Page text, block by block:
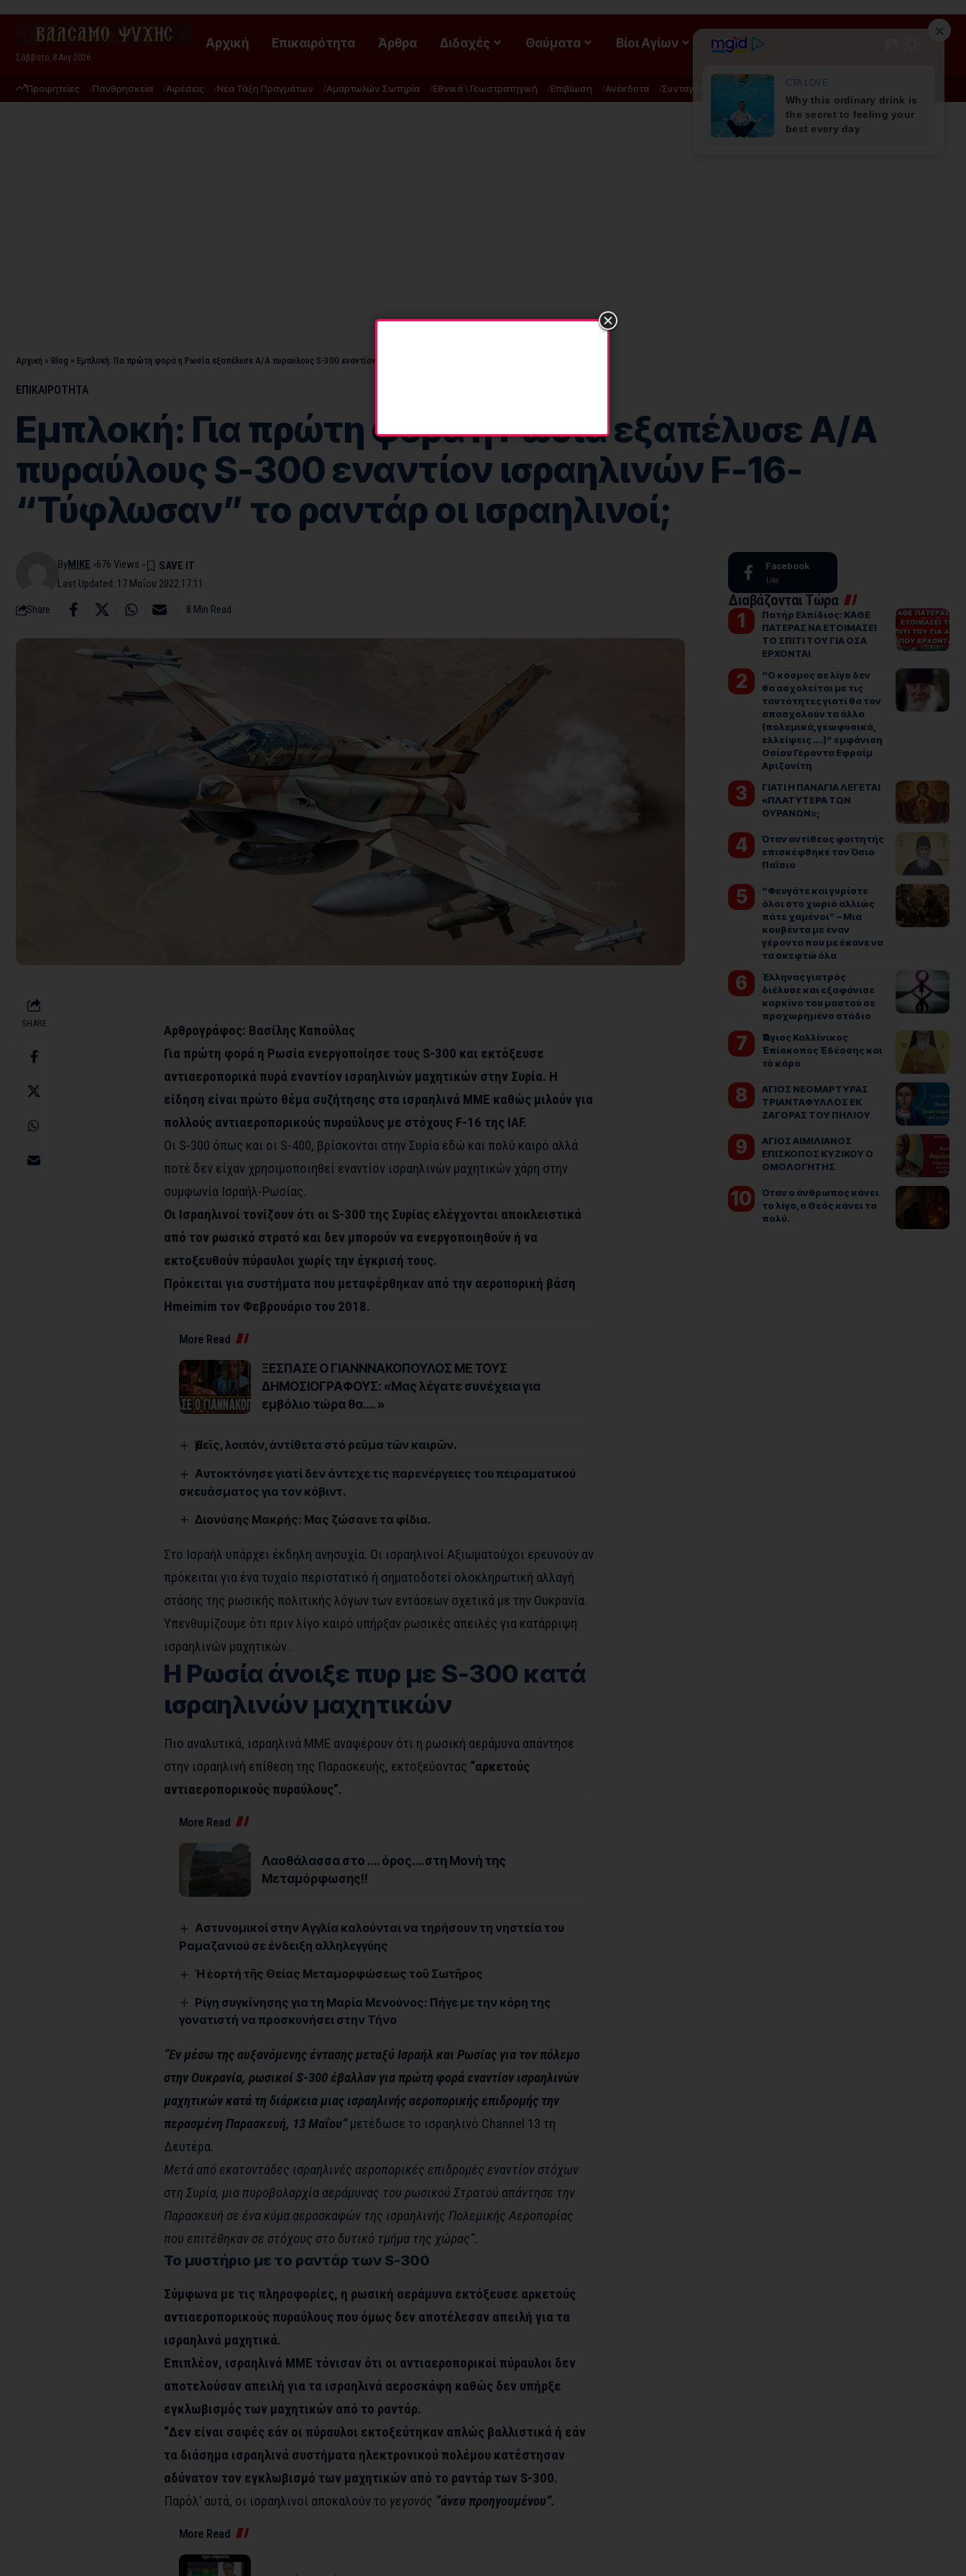
Σάββατο, 8 Αυγ 2026
Αρχική Επικαιρότητα Άρθρα Διδαχές Θαύματα Βίοι Αγίων ΡΟΗ
Προφητείες Πανθρησκεία Αιρέσεις Νέα Τάξη Πραγμάτων Αμαρτωλών Σωτηρία Εθνικά \ Γεωστρατηγική Επιβίωση Ανέκδοτα Συνταγές Διατροφή - Φυσική Ιατρική
Αρχική » Blog » Eμπλοκή: Για πρώτη φορά η Ρωσία εξαπέλυσε Α/Α πυραύλους S-300 εναντίον ισραηλινών F-16- “Τύφλωσαν” το ραντάρ οι ισραηλινοί;
ΕΠΙΚΑΙΡΟΤΗΤΑ
Eμπλοκή: Για πρώτη φορά η Ρωσία εξαπέλυσε Α/Α
πυραύλους S-300 εναντίον ισραηλινών F-16-
“Τύφλωσαν” το ραντάρ οι ισραηλινοί;
Last Updated: 17 Μαΐου 2022 17:11
ByMIKE 676 Views
Share 8 Min Read
SHARE
Aρθρογράφος: Βασίλης Καπούλας
Για πρώτη φορά η Ρωσία ενεργοποίησε τους S-300 και εκτόξευσε
αντιαεροπορικά πυρά εναντίον ισραηλινών μαχητικών στην Συρία. Η
είδηση είναι πρώτο θέμα συζήτησης στα ισραηλινά ΜΜΕ καθώς μιλούν για
πολλούς αντιαεροπορικούς πυραύλους με στόχους F-16 της IAF.
Οι S-300 όπως και οι S-400, βρίσκονται στην Συρία εδώ και πολύ καιρό αλλά
ποτέ δεν είχαν χρησιμοποιηθεί εναντίον ισραηλινών μαχητικών χάρη στην
συμφωνία Ισραήλ-Ρωσίας.
Οι Ισραηλινοί τονίζουν ότι οι S-300 της Συρίας ελέγχονται αποκλειστικά
από τον ρωσικό στρατό και δεν μπορούν να ενεργοποιηθούν ή να
εκτοξευθούν πύραυλοι χωρίς την έγκρισή τους.
Πρόκειται για συστήματα που μεταφέρθηκαν από την αεροπορική βάση
Hmeimim τον Φεβρουάριο του 2018.
More Read
ΞΕΣΠΑΣΕ Ο ΓΙΑΝΝΝΑΚΟΠΟΥΛΟΣ ΜΕ ΤΟΥΣ
ΔΗΜΟΣΙΟΓΡΑΦΟΥΣ: «Μας λέγατε συνέχεια για
εμβόλιο τώρα θα…. »
Ἐμεῖς, λοιπόν, ἀντίθετα στό ρεῦμα τῶν καιρῶν.
Αυτοκτόνησε γιατί δεν άντεχε τις παρενέργειες του πειραματικού
σκευάσματος για τον κόβιντ.
Διονύσης Μακρής: Μας ζώσανε τα φίδια.
Στο Ισραήλ υπάρχει έκδηλη ανησυχία. Οι ισραηλινοί Αξιωματούχοι ερευνούν αν
πρόκειται για ένα τυχαίο περιστατικό ή σηματοδοτεί ολοκληρωτική αλλαγή
στάσης της ρωσικής πολιτικής λόγων των εντάσεων σχετικά με την Ουκρανία.
Υπενθυμίζουμε ότι πριν λίγο καιρό υπήρξαν ρωσικές απειλές για κατάρριψη
ισραηλινών μαχητικών.
Η Ρωσία άνοιξε πυρ με S-300 κατά
ισραηλινών μαχητικών
Πιο αναλυτικά, ισραηλινά ΜΜΕ αναφέρουν ότι η ρωσική αεράμυνα απάντησε
στην ισραηλινή επίθεση της Παρασκευής, εκτοξεύοντας “αρκετούς
αντιαεροπορικούς πυραύλους”.
More Read
Λαοθάλασσα στο …. όρος….στη Μονή της
Μεταμόρφωσης!!
Αστυνομικοί στην Αγγλία καλούνται να τηρήσουν τη νηστεία του
Ραμαζανιού σε ένδειξη αλληλεγγύης
Ἡ ἑορτή τῆς Θείας Μεταμορφώσεως τοῦ Σωτῆρος
Ρίγη συγκίνησης για τη Μαρία Μενούνος: Πήγε με την κόρη της
γονατιστή να προσκυνήσει στην Τήνο
“Εν μέσω της αυξανόμενης έντασης μεταξύ Ισραήλ και Ρωσίας για τον πόλεμο
στην Ουκρανία, ρωσικοί S-300 έβαλλαν για πρώτη φορά εναντίον ισραηλινών
μαχητικών κατά τη διάρκεια μιας ισραηλινής αεροπορικής επιδρομής την
περασμένη Παρασκευή, 13 Μαΐου”μετέδωσε το ισραηλινό Channel 13 τη
Δευτέρα.
Μετά από εκατοντάδες ισραηλινές αεροπορικές επιδρομές εναντίον στόχων
στη Συρία, μια πυροβολαρχία αεράμυνας του ρωσικού Στρατού απάντησε την
Παρασκευή σε ένα κύμα αεροσκαφών της ισραηλινής Πολεμικής Αεροπορίας
που επιτέθηκαν σε στόχους στο δυτικό τμήμα της χώρας”.
Το μυστήριο με το ραντάρ των S-300
Σύμφωνα με τις πληροφορίες, η ρωσική αεράμυνα εκτόξευσε αρκετούς
αντιαεροπορικούς πυραύλους που όμως δεν αποτέλεσαν απειλή για τα
ισραηλινά μαχητικά.
Επιπλέον, ισραηλινά ΜΜΕ τόνισαν ότι οι αντιαεροπορικοί πύραυλοι δεν
αποτελούσαν απειλή για τα ισραηλινά αεροσκάφη καθώς δεν υπήρξε
εγκλωβισμός των μαχητικών από το ραντάρ.
“Δεν είναι σαφές εάν οι πύραυλοι εκτοξεύτηκαν απλώς βαλλιστικά ή εάν
τα διάσημα ισραηλινά συστήματα ηλεκτρονικού πολέμου κατέστησαν
αδύνατον τον εγκλωβισμό των μαχητικών από το ραντάρ των S-300.
Παρόλ’ αυτά, οι ισραηλινοί αποκαλούν το γεγονός “άνευ προηγουμένου”.
More Read
Facebook
Like
Διαβάζονται Τώρα
Πατήρ Ελπίδιος: ΚΑΘΕ
ΠΑΤΕΡΑΣ ΝΑ ΕΤΟΙΜΑΣΕΙ
ΤΟ ΣΠΙΤΙ ΤΟΥ ΓΙΑ ΟΣΑ
ΕΡΧΟΝΤΑΙ
“Ο κόσμος σε λίγο δεν
θα ασχολείται με τις
ταυτότητες γιατί θα τον
απασχολούν τα άλλα
(πολεμικά, γεωφυσικά,
ελλείψεις ….)” εμφάνιση
Οσίου Γέροντα Εφραίμ
Αριζονίτη
ΓΙΑΤΙ Η ΠΑΝΑΓΙΑ ΛΕΓΕΤΑΙ
«ΠΛΑΤΥΤΕΡΑ ΤΩΝ
ΟΥΡΑΝΩΝ»;
Όταν αντίθεος φοιτητής
επισκέφθηκε τον Όσιο
Παΐσιο
“Φευγάτε και γυρίστε
όλοι στο χωριό αλλιώς
πάτε χαμένοι” – Μια
κουβέντα με έναν
γέροντα που με έκανε να
τα σκεφτώ όλα
Έλληνας γιατρός
διέλυσε και εξαφάνισε
καρκίνο του μαστού σε
προχωρημένο στάδιο
Ὁ Ἅγιος Καλλίνικος
Ἐπίσκοπος Ἐδέσσης καὶ
τὸ κάρο
ΑΓΙΟΣ ΝΕΟΜΑΡΤΥΡΑΣ
ΤΡΙΑΝΤΑΦΥΛΛΟΣ ΕΚ
ΖΑΓΟΡΑΣ ΤΟΥ ΠΗΛΙΟΥ
ΑΓΙΟΣ ΑΙΜΙΛΙΑΝΟΣ
ΕΠΙΣΚΟΠΟΣ ΚΥΖΙΚΟΥ Ο
ΟΜΟΛΟΓΗΤΗΣ
Όταν ο άνθρωπος κάνει
το λίγο, ο Θεός κάνει το
πολύ.